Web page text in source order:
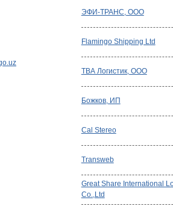
ЭФИ-ТРАНС, ООО
Flamingo Shipping Ltd
ТВА Логистик, ООО
Божков, ИП
Cal Stereo
Transweb
Great Share International
Co.,Ltd